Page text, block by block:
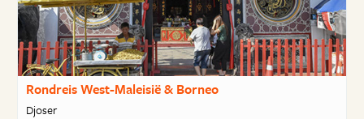
Rondreis West-Maleisië & Borneo
Djoser